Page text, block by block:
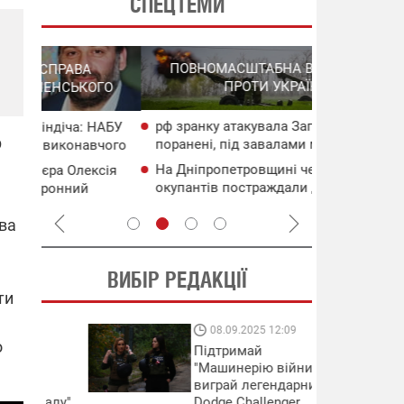
ПОВНОМАСШТАБНА ВІЙНА РОСІЇ
ПРОТИ УКРАЇНИ
рф зранку атакувала Запоріжжя: є
поранені, під завалами може
перебувати людина
На Дніпропетровщині через атаки
окупантів постраждали двоє людей
ВИБІР РЕДАКЦІЇ
08.09.2025 12:09
Підтримай
"Машинерію війни" та
виграй легендарний